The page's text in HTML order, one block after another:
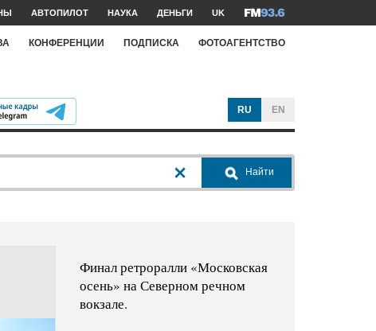
АВТОПИЛОТ НАУКА ДЕНЬГИ UK
КОНФЕРЕНЦИИ ПОДПИСКА ФОТОАГЕНТСТВО
RU EN
Найти
Финал ретроралли «Московская
осень» на Северном речном
вокзале.